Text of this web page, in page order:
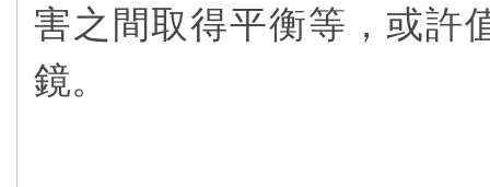
害之間取得平衡等，或許
鏡。